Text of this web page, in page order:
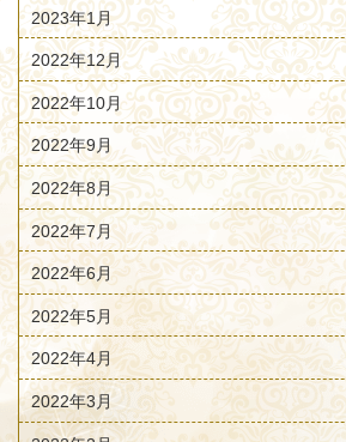
2023年1月
2022年12月
2022年10月
2022年9月
2022年8月
2022年7月
2022年6月
2022年5月
2022年4月
2022年3月